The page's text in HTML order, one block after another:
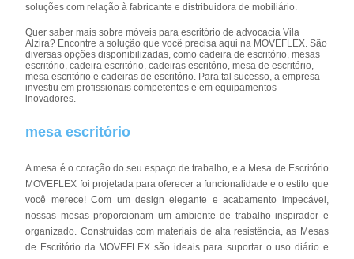
soluções com relação à fabricante e distribuidora de mobiliário.
Quer saber mais sobre móveis para escritório de advocacia Vila
Alzira? Encontre a solução que você precisa aqui na MOVEFLEX. São
diversas opções disponibilizadas, como cadeira de escritório, mesas
escritório, cadeira escritório, cadeiras escritório, mesa de escritório,
mesa escritório e cadeiras de escritório. Para tal sucesso, a empresa
investiu em profissionais competentes e em equipamentos
inovadores.
mesa escritório
A mesa é o coração do seu espaço de trabalho, e a Mesa de Escritório
MOVEFLEX foi projetada para oferecer a funcionalidade e o estilo que
você merece! Com um design elegante e acabamento impecável,
nossas mesas proporcionam um ambiente de trabalho inspirador e
organizado. Construídas com materiais de alta resistência, as Mesas
de Escritório da MOVEFLEX são ideais para suportar o uso diário e